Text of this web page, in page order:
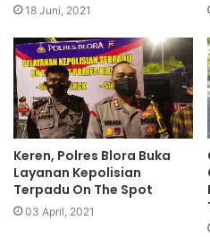
18 Juni, 2021
Keren, Polres Blora Buka
Layanan Kepolisian
Terpadu On The Spot
03 April, 2021